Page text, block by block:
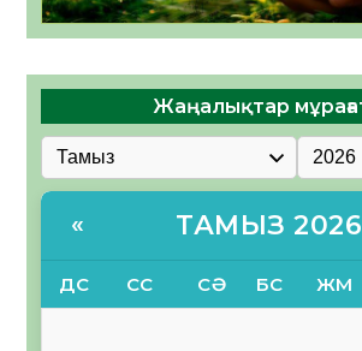
Жаңалықтар
« ТАМЫЗ 2026
ДС СС СӘ БС ЖМ